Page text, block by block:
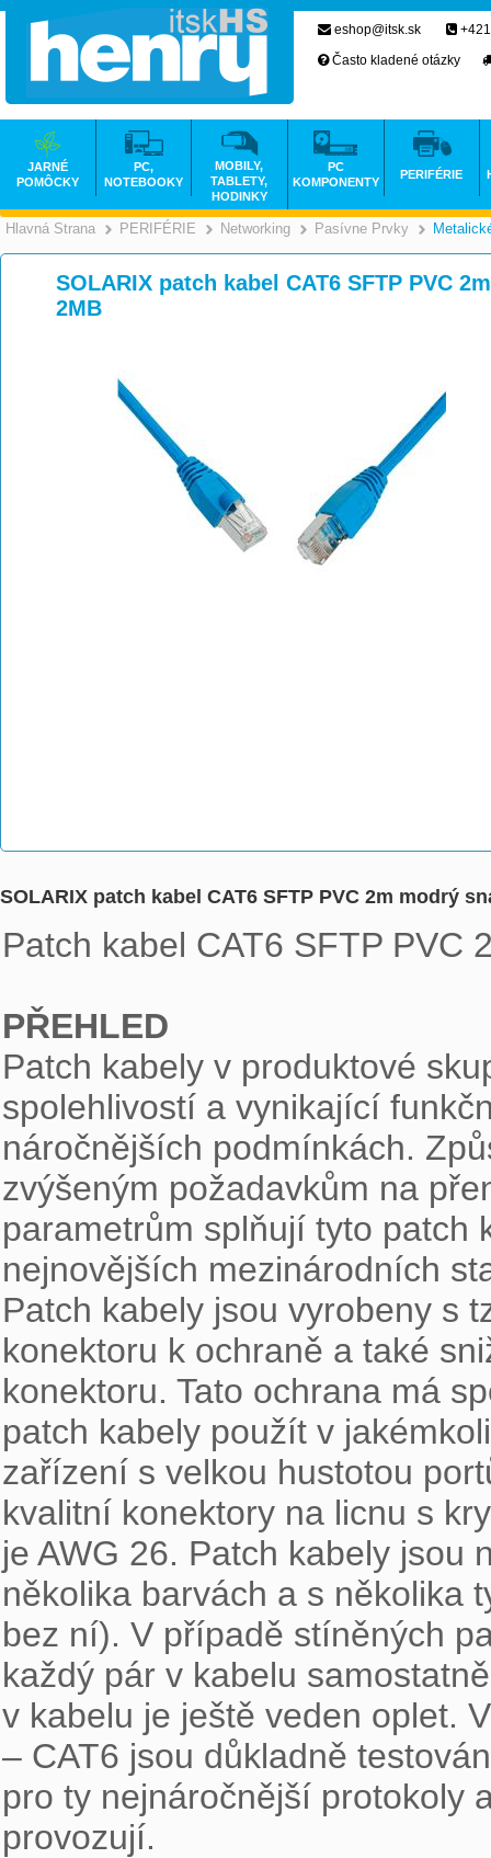
Hlavná Strana >
PERIFÉRIE >
Networking >
Pasívne Prvky
SOLARIX patch kabel CAT6 SFTP PVC
2MB
SOLARIX patch kabel CAT6 SFTP PVC 2m modrý
Patch kabel CAT6 SFTP PVC
PŘEHLED
Patch kabely v produktové
spolehlivostí a vynikající
náročnějších podmínkách.
zvýšeným požadavkům na
parametrům splňují tyto patch
nejnovějších mezinárodních
Patch kabely jsou vyrobeny s
konektoru k ochraně a také
konektoru. Tato ochrana má
patch kabely použít v
zařízení s velkou hustotou
kvalitní konektory na licnu s
je AWG 26. Patch kabely jsou
několika barvách a s několika
bez ní). V případě stíněných
každý pár v kabelu
v kabelu je ještě veden oplet.
– CAT6 jsou důkladně
pro ty nejnáročnější protokoly
provozují.
eshop@itsk.sk
Často kladené otázky
JARNÉ
POMÔCKY
PC,
NOTEBOOKY
MOBILY,
TABLETY,
HODINKY
PC
KOMPONENTY
PERIFÉRIE